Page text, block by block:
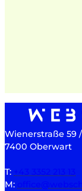
Wienerstraße 59
7400 Oberwart
T:
M: